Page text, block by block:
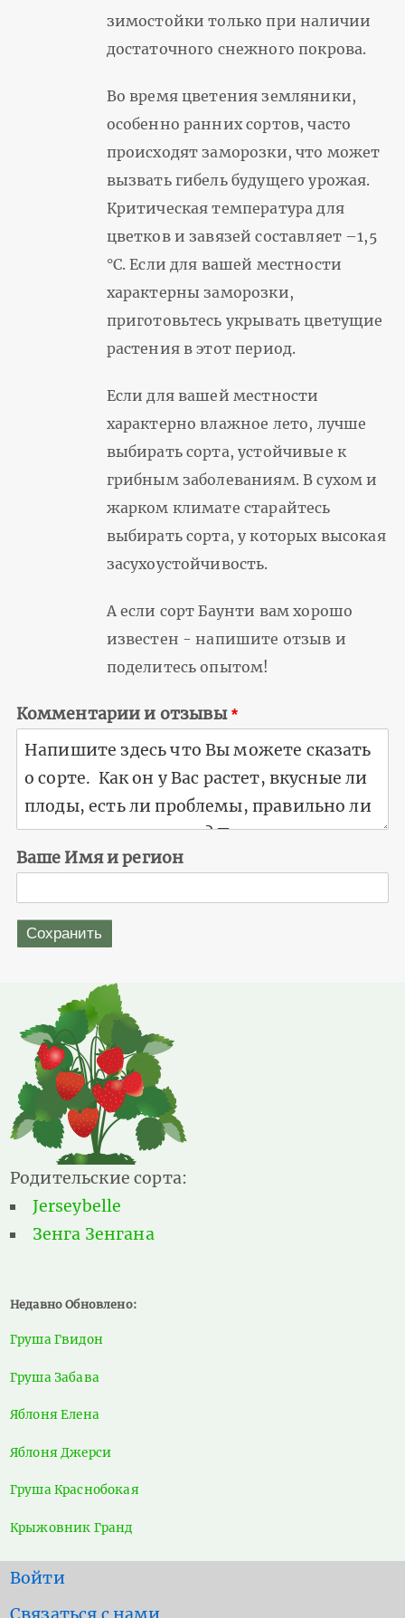
зимостойки только при наличии
достаточного снежного покрова.
Во время цветения земляники,
особенно ранних сортов, часто
происходят заморозки, что может
вызвать гибель будущего урожая.
Критическая температура для
цветков и завязей составляет –1,5
°C. Если для вашей местности
характерны заморозки,
приготовьтесь укрывать цветущие
растения в этот период.
Если для вашей местности
характерно влажное лето, лучше
выбирать сорта, устойчивые к
грибным заболеваниям. В сухом и
жарком климате старайтесь
выбирать сорта, у которых высокая
засухоустойчивость.
А если сорт Баунти вам хорошо
известен - напишите отзыв и
поделитесь опытом!
Комментарии и отзывы
Ваше Имя и регион
Родительские сорта:
Jerseybelle
Зенга Зенгана
Недавно Обновлено:
Груша Гвидон
Груша Забава
Яблоня Елена
Яблоня Джерси
Груша Краснобокая
Крыжовник Гранд
User
account
Войти
Связаться с нами